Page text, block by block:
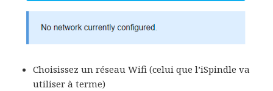
Choisissez un réseau Wifi (celui que l’iSpindle va
utiliser à terme)